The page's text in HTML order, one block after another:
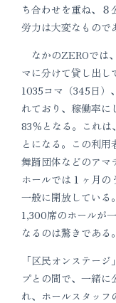
ち合わせを重ね、
労力は大変なもので
なかのZEROでは
マに分けて貸し出し
1035コマ（345日）
れており、稼働率
83％となる。これは
とになる。この利用
舞踊団体などのアマ
ホールでは１ヶ月の
一般に開放している
1,300席のホールが
なるのは驚きである。
「区民オンステー
プとの間で、一緒に
れ、ホールスタッフ